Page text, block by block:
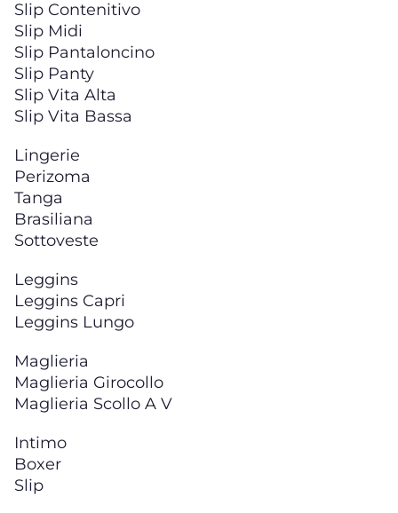
Slip Contenitivo
Slip Midi
Slip Pantaloncino
Slip Panty
Slip Vita Alta
Slip Vita Bassa
Lingerie
Perizoma
Tanga
Brasiliana
Sottoveste
Leggins
Leggins Capri
Leggins Lungo
Maglieria
Maglieria Girocollo
Maglieria Scollo A V
Intimo
Boxer
Slip